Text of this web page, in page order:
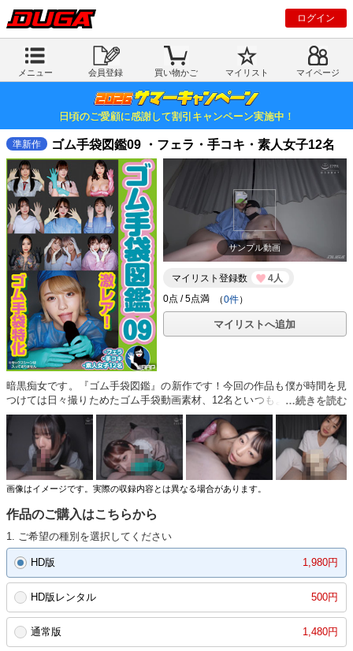
ログイン
メニュー 会員登録 買い物かご マイリスト マイページ
日頃のご愛顧に感謝して割引キャンペーン実施中！
準新作 ゴム手袋図鑑09 ・フェラ・手コキ・素人女子12名
サンプル動画
マイリスト登録数
4人
（0件）
マイリストへ追加
暗黒痴女です。『ゴム手袋図鑑』の新作です！今回の作品も僕が時間を見
つけては日々撮りためたゴム手袋動画素材、12名といつもより素人女子多
めです。ご協力いただいた方たちは童顔、友達同士、看護師、オペ看、ギ
ャル、ニューハーフ、全身タトゥーまで…。つけてもらった手袋も白や
黒、グリーンやピンクと色とりどり。僕が好きな医療系や炊事用までとバ
リエーション豊富になっています。ピッタリした最高のフィット感、ゴム
の質感、包まれる感覚。目で見てイメージし興奮していただければ嬉しい
なと思います。もし僕の知らない変わったゴム手袋なんか知っていたら是
にはセックスシーンは入っておりません。
画像はイメージです。実際の収録内容とは異なる場合があります。
作品のご購入はこちらから
1. ご希望の種別を選択してください
HD版 1,980円
HD版レンタル 500円
通常版 1,480円